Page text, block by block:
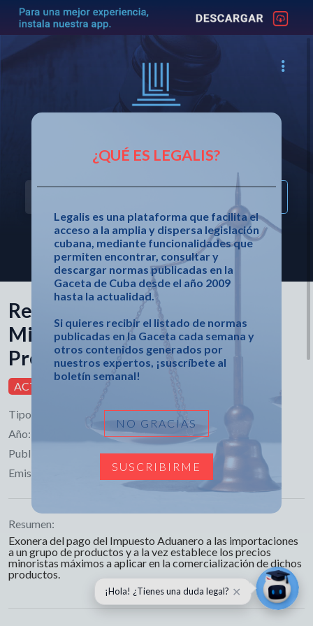
¿QUÉ ES LEGALIS?
Legalis es una plataforma que facilita el
acceso a la amplia y dispersa legislación
cubana, mediante funcionalidades que
permiten encontrar, consultar y
descargar normas publicadas en la
Gaceta de Cuba desde el año 2009
hasta la actualidad.
Si quieres recibir el listado de normas
publicadas en la Gaceta cada semana y
otros contenidos generados por
nuestros expertos, ¡suscríbete al
boletín semanal!
NO GRACIAS
SUSCRIBIRME
Acceso fácil a la legislación cubana
OTRAS OPCIONES DE BÚSQUEDA
Resolución 225 de 2024 de
Ministerio de Finanzas y
Precios
ACTIVA
Tipo:
Año:
Publicado en:
Gaceta Ordinaria No. 61
Emisor:
Ministerio de Finanzas y Precios
Resumen:
Exonera del pago del Impuesto Aduanero a las importaciones
a un grupo de productos y a la vez establece los precios
minoristas máximos a aplicar en la comercialización de dichos
productos.
¡Hola! ¿Tienes una duda legal? ✕